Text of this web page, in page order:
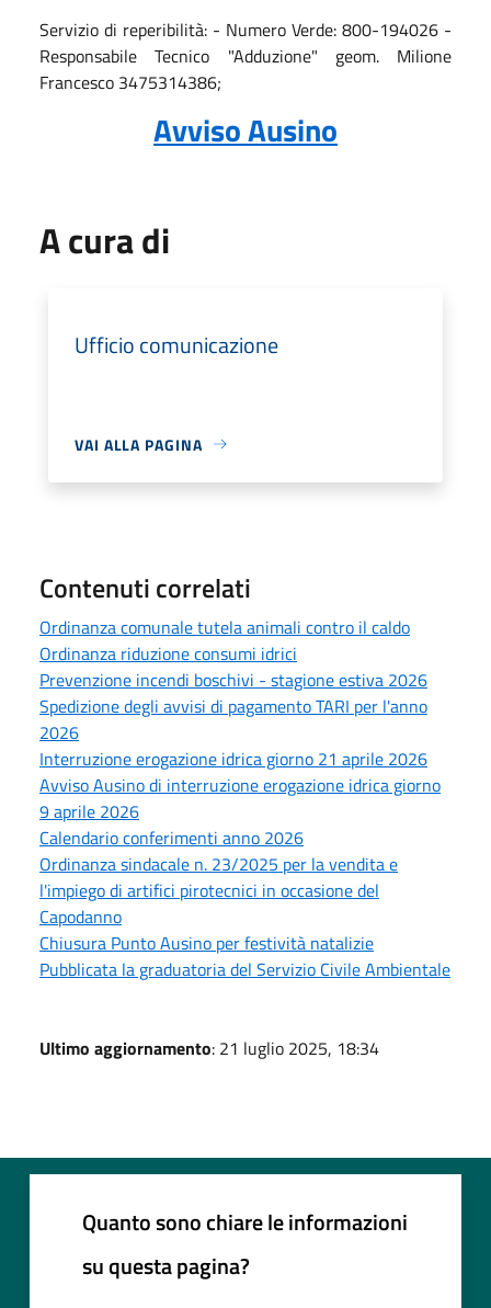
Servizio di reperibilità: - Numero Verde: 800-194026 -
Responsabile Tecnico "Adduzione" geom. Milione
Francesco 3475314386;
Avviso Ausino
A cura di
Ufficio comunicazione
VAI ALLA PAGINA
Contenuti correlati
Ordinanza comunale tutela animali contro il caldo
Ordinanza riduzione consumi idrici
Prevenzione incendi boschivi - stagione estiva 2026
Spedizione degli avvisi di pagamento TARI per l'anno
2026
Interruzione erogazione idrica giorno 21 aprile 2026
Avviso Ausino di interruzione erogazione idrica giorno
9 aprile 2026
Calendario conferimenti anno 2026
Ordinanza sindacale n. 23/2025 per la vendita e
l'impiego di artifici pirotecnici in occasione del
Capodanno
Chiusura Punto Ausino per festività natalizie
Pubblicata la graduatoria del Servizio Civile Ambientale
Ultimo aggiornamento: 21 luglio 2025, 18:34
Quanto sono chiare le informazioni
su questa pagina?